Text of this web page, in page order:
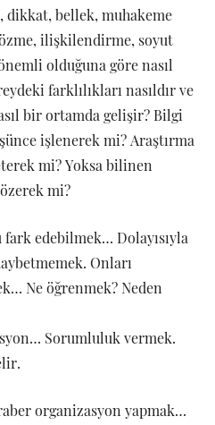
dikkat, bellek, muhakeme
ilişkilendirme, soyut
olduğuna göre nasıl
farklılıkları nasıldır ve
bir ortamda gelişir? Bilgi
işlenerek mi? Araştırma
mi? Yoksa bilinen
mi?
edebilmek… Dolayısıyla
Onları
Ne öğrenmek? Neden
Sorumluluk vermek.
organizasyon yapmak…